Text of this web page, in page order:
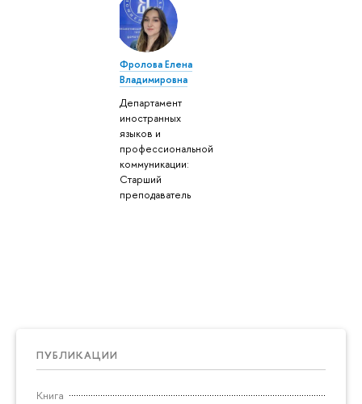
ПУБЛИКАЦИИ
Книга
Фролова Елена
Владимировна
Департамент
иностранных
языков и
профессиональной
коммуникации:
Старший
преподаватель